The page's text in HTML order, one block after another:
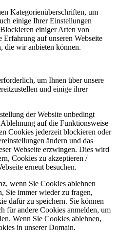
Kategorienüberschriften, um
einige Ihrer Einstellungen
einiger Arten von
auf unseren Webseite
die wir anbieten können.
um Ihnen über unsere
und einige ihrer
der Website unbedingt
auf die Funktionsweise
Cookies jederzeit blockieren oder
ändern und das
Webseite erzwingen. Dies wird
Cookies zu akzeptieren /
erneut besuchen.
wenn Sie Cookies ablehnen
Sie immer wieder zu fragen,
dafür zu speichern. Sie können
für andere Cookies anmelden, um
Wenn Sie Cookies ablehnen,
in unserer Domain.